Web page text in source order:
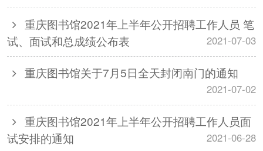
重庆图书馆2021年上半年公开招聘工作人员 笔
试、面试和总成绩公布表
2021-07-03
重庆图书馆关于7月5日全天封闭南门的通知
2021-07-02
重庆图书馆2021年上半年公开招聘工作人员面
试安排的通知
2021-06-28